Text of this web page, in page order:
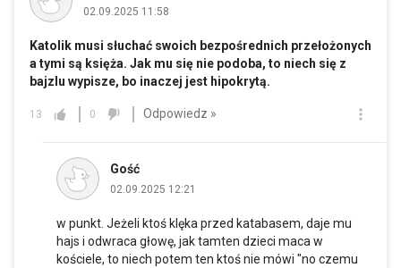
02.09.2025 11:58
Katolik musi słuchać swoich bezpośrednich przełożonych
a tymi są księża. Jak mu się nie podoba, to niech się z
bajzlu wypisze, bo inaczej jest hipokrytą.
13 0 Odpowiedz »
Gość
02.09.2025 12:21
w punkt. Jeżeli ktoś klęka przed katabasem, daje mu
hajs i odwraca głowę, jak tamten dzieci maca w
kościele, to niech potem ten ktoś nie mówi "no czemu